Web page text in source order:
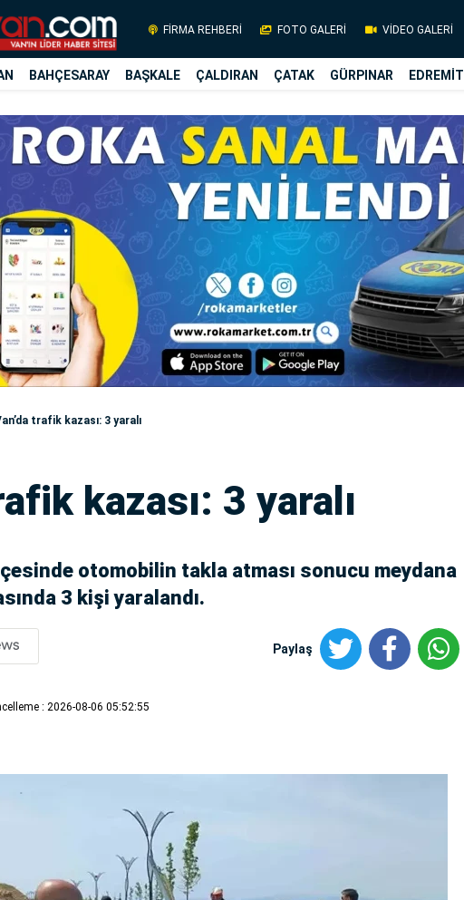
FİRMA REHBERİ FOTO GALERİ VİDEO GALERİ
BAHÇESARAY BAŞKALE ÇALDIRAN ÇATAK GÜRPINAR EDREMİT
trafik kazası: 3 yaralı
kazası: 3 yaralı
otomobilin takla atması sonucu meydana
3 kişi yaralandı.
Paylaş
: 2026-08-06 05:52:55